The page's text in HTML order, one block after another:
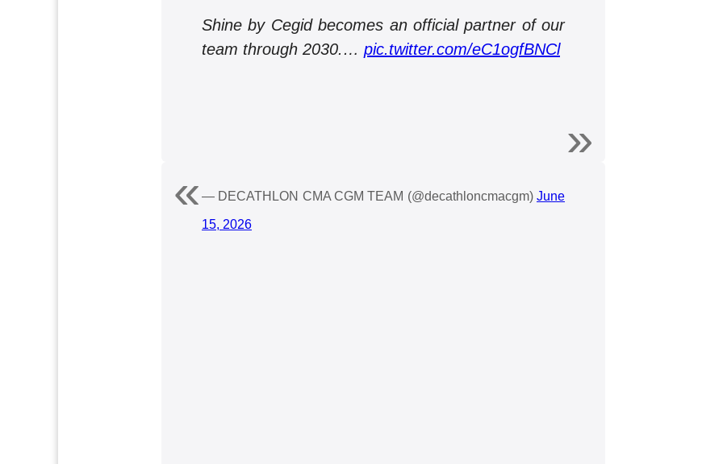
Shine by Cegid becomes an official partner of our
team through 2030.… pic.twitter.com/eC1ogfBNCl
— DECATHLON CMA CGM TEAM (@decathloncmacgm) June
15, 2026